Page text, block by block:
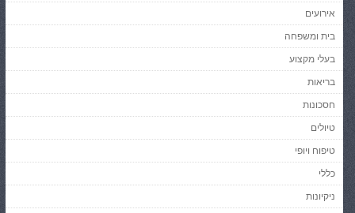
אירועים
בית ומשפחה
בעלי מקצוע
בריאות
חסכונות
טיולים
טיפוח ויופי
כללי
ניקיונות